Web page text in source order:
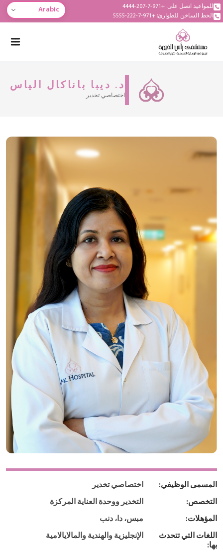
للمواعيد اتصل على: +971-7-207-4444
الخط الساخن للطوارئ: +971-7-222-5555
Arabic
د. ديبا باناكال الياس
اختصاصي تخدير
المسمى الوظيفي: اختصاصي تخدير
التخصص: التخدير ووحدة العناية المركزة
المؤهلات: مبس، دا، دنب
اللغات التي تتحدث
بها:
الإنجليزية والهندية والمالايالامية